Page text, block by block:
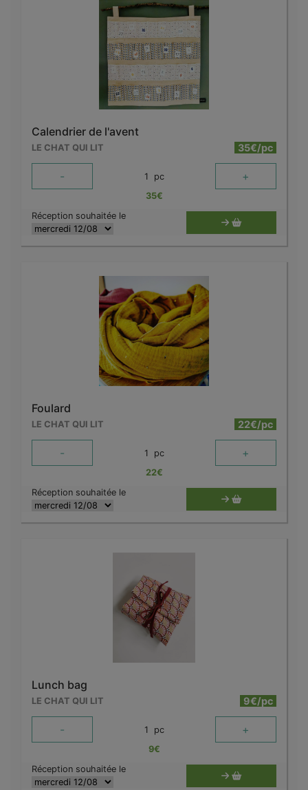
Calendrier de l'avent
LE CHAT QUI LIT 35€/pc
- 1 pc +
35€
Réception souhaitée le
Foulard
LE CHAT QUI LIT 22€/pc
- 1 pc +
22€
Réception souhaitée le
Lunch bag
LE CHAT QUI LIT 9€/pc
- 1 pc +
9€
Réception souhaitée le